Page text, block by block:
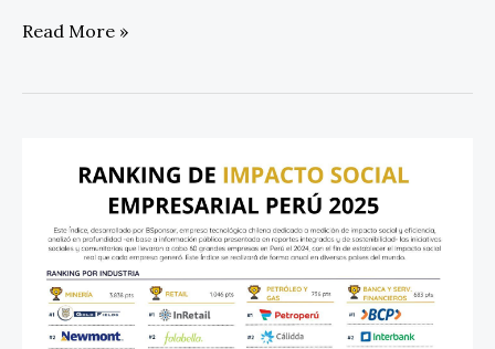
Read More »
Social
Empresarial
Perú
2025:
Minería,